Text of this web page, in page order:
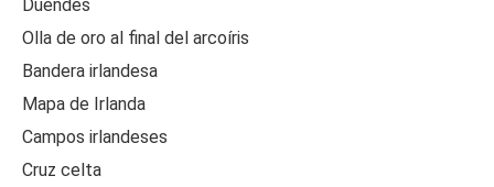
Duendes
Olla de oro al final del arcoíris
Bandera irlandesa
Mapa de Irlanda
Campos irlandeses
Cruz celta